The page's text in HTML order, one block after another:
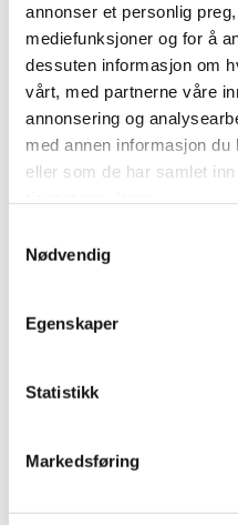
annonser et personlig
mediefunksjoner og for å
dessuten informasjon om
vårt, med partnerne våre
annonsering og
med annen informasjon
eller som de har samlet
Nødvendig
Egenskaper
Statistikk
Markedsføring
års
Joakim
trenger et
kulturliv